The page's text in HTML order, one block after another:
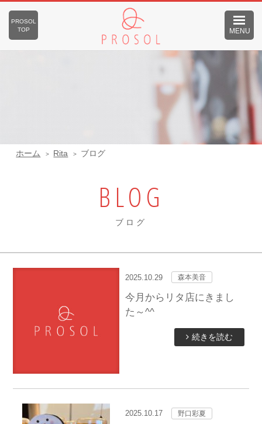
MENU
PROSOL
TOP
ホーム Rita ブログ
BLOG
ブログ
2025.10.29 森本美音
今月からリタ店にきまし
た～^^
続きを読む
2025.10.17 野口彩夏